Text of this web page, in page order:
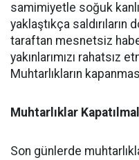
samimiyetle soğuk
yaklaştıkça saldırıların
taraftan mesnetsiz
yakınlarımızı rahatsız
Muhtarlıkların
Muhtarlıklar
Son günlerde